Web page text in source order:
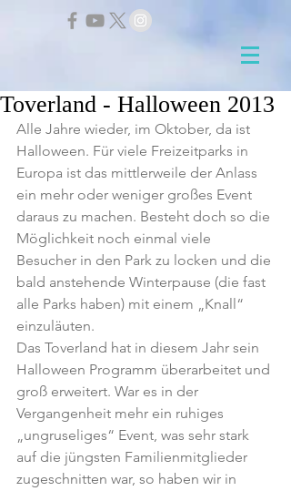
Toverland - Halloween 2013
Alle Jahre wieder, im Oktober, da ist
Halloween. Für viele Freizeitparks in
Europa ist das mittlerweile der Anlass
ein mehr oder weniger großes Event
daraus zu machen. Besteht doch so die
Möglichkeit noch einmal viele
Besucher in den Park zu locken und die
bald anstehende Winterpause (die fast
alle Parks haben) mit einem „Knall“
einzuläuten.
Das Toverland hat in diesem Jahr sein
Halloween Programm überarbeitet und
groß erweitert. War es in der
Vergangenheit mehr ein ruhiges
„ungruseliges“ Event, was sehr stark
auf die jüngsten Familienmitglieder
zugeschnitten war, so haben wir in